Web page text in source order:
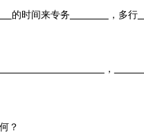
的时间来专务 ，多行
，
？